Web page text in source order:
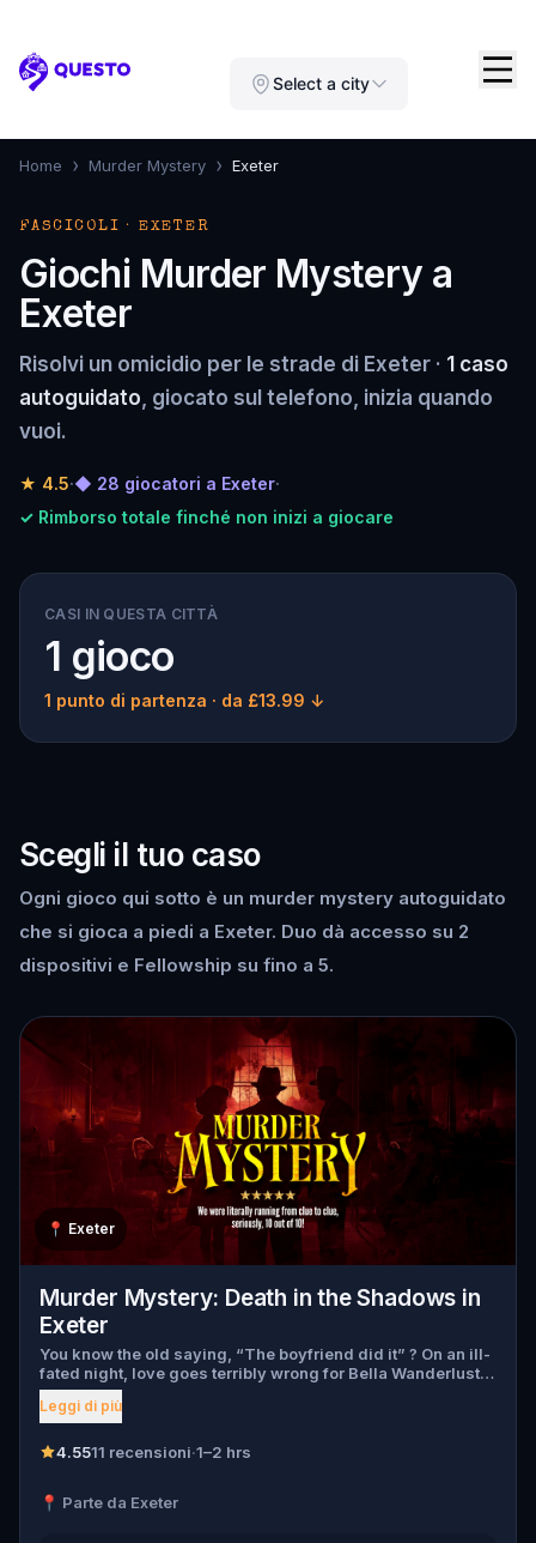
Questo Select a city
Home › Murder Mystery › Exeter
FASCICOLI · EXETER
Giochi Murder Mystery a
Exeter
Risolvi un omicidio per le strade di Exeter · 1 caso
autoguidato, giocato sul telefono, inizia quando
vuoi.
★ 4.5·◆ 28 giocatori a Exeter·
✓ Rimborso totale finché non inizi a giocare
CASI IN QUESTA CITTÀ
1 gioco
1 punto di partenza · da £13.99 ↓
Scegli il tuo caso
Ogni gioco qui sotto è un murder mystery autoguidato
che si gioca a piedi a Exeter. Duo dà accesso su 2
dispositivi e Fellowship su fino a 5.
📍 Exeter
Murder Mystery: Death in the Shadows in
Exeter
You know the old saying, “The boyfriend did it” ? On an ill-
fated night, love goes terribly wrong for Bella Wanderlust
and Walter Bridges . Bella, a famous travel blogger, was
found dead during a ghost tour led by the theatrical Percy
Walter, the obsessed boyfriend? Percy, the ghost tour
suspects, and expose the real murderer before they strike
Leggi di più
4.5511 recensioni·1–2 hrs
📍 Parte da Exeter